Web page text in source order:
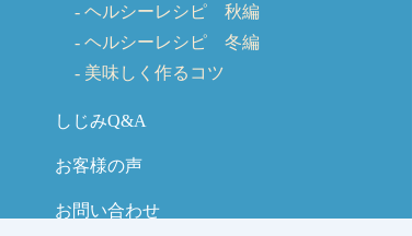
ヘルシーレシピ 秋編
ヘルシーレシピ 冬編
美味しく作るコツ
しじみQ&A
お客様の声
お問い合わせ